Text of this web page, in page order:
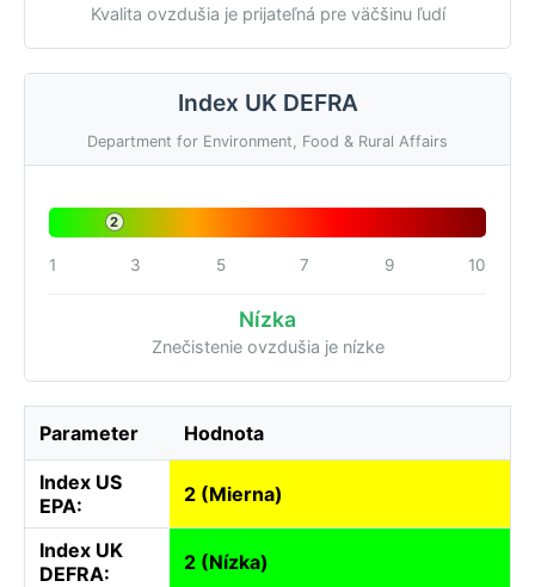
Kvalita ovzdušia je prijateľná pre väčšinu ľudí
Index UK DEFRA
Department for Environment, Food & Rural Affairs
2
1 3 5 7 9 10
Nízka
Znečistenie ovzdušia je nízke
Parameter Hodnota
Index US
EPA:
2 (Mierna)
Index UK
DEFRA:
2 (Nízka)